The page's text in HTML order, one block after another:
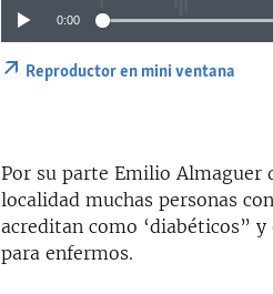
0:00
Reproductor en mini ventana
Por su parte Emilio Almaguer
localidad muchas personas
acreditan como ‘diabéticos”
para enfermos.